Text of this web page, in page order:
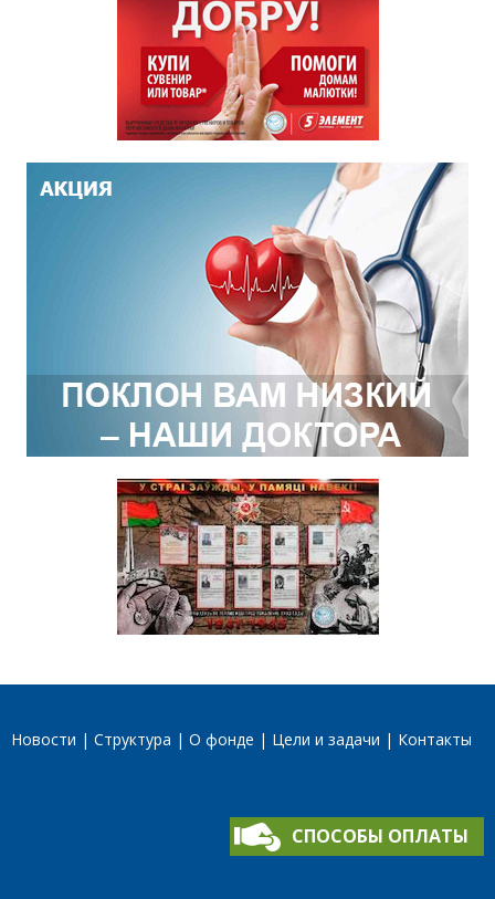
Новости Структура О фонде Цели и задачи Контакты
СПОСОБЫ ОПЛАТЫ